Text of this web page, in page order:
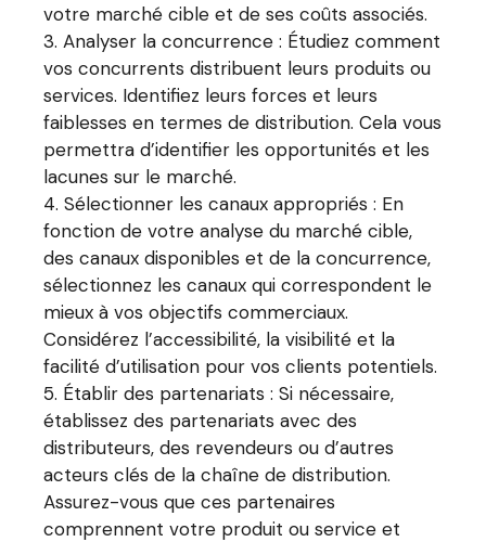
votre marché cible et de ses coûts associés.
Analyser la concurrence : Étudiez comment
vos concurrents distribuent leurs produits ou
services. Identifiez leurs forces et leurs
faiblesses en termes de distribution. Cela vous
permettra d’identifier les opportunités et les
lacunes sur le marché.
Sélectionner les canaux appropriés : En
fonction de votre analyse du marché cible,
des canaux disponibles et de la concurrence,
sélectionnez les canaux qui correspondent le
mieux à vos objectifs commerciaux.
Considérez l’accessibilité, la visibilité et la
facilité d’utilisation pour vos clients potentiels.
Établir des partenariats : Si nécessaire,
établissez des partenariats avec des
distributeurs, des revendeurs ou d’autres
acteurs clés de la chaîne de distribution.
Assurez-vous que ces partenaires
comprennent votre produit ou service et